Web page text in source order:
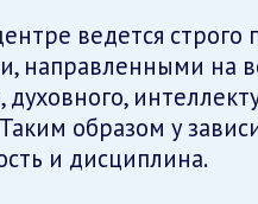
ведется строго
направленными на
образом у
и дисциплина.